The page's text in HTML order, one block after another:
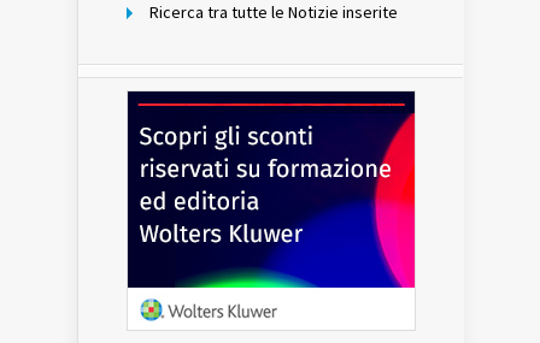
Ricerca tra tutte le Notizie inserite